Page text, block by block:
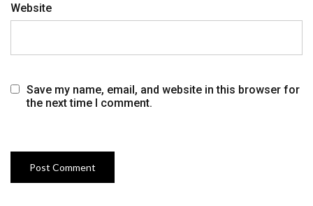
Website
Save my name, email, and website in this browser for
the next time I comment.